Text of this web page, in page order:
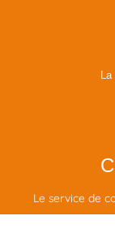
Le service de